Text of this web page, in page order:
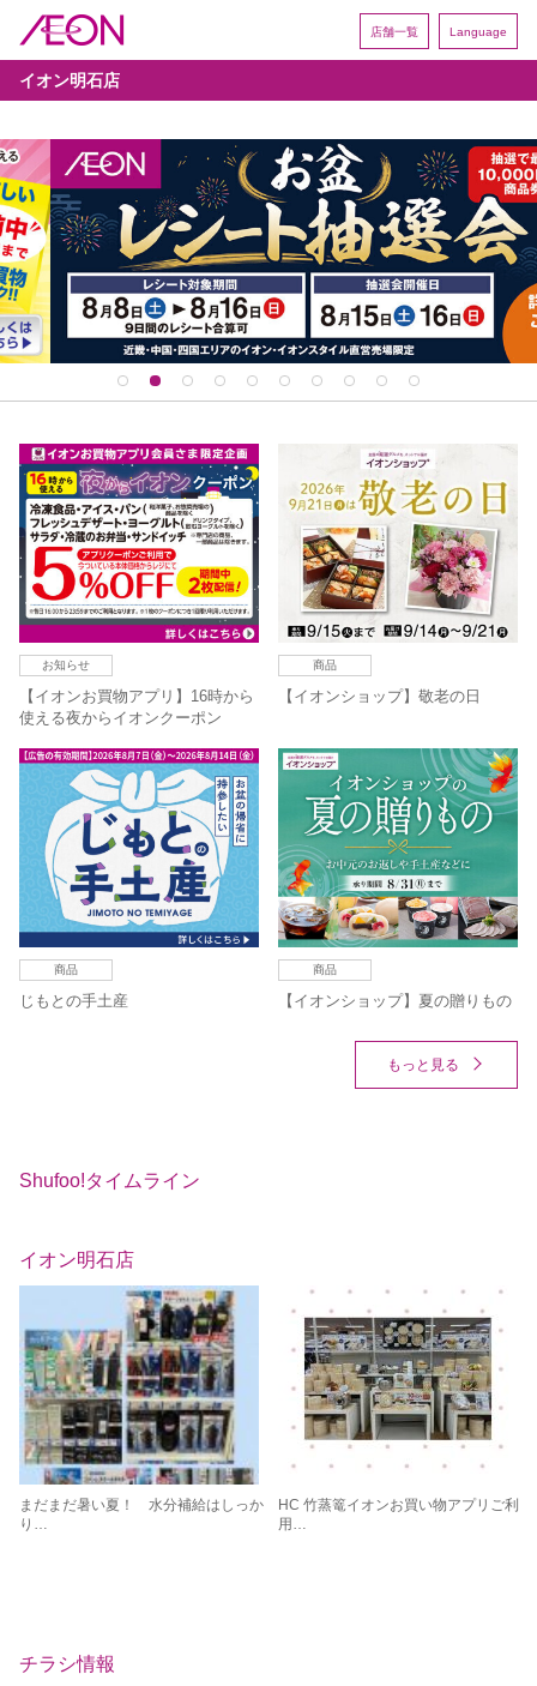
店舗一覧 Language
イオン明石店
お知らせ
【イオンお買物アプリ】16時から
使える夜からイオンクーポン
商品
【イオンショップ】敬老の日
商品
じもとの手土産
商品
【イオンショップ】夏の贈りもの
もっと見る
Shufoo!タイムライン
イオン明石店
まだまだ暑い夏！ 水分補給はしっか
り…
HC 竹蒸篭イオンお買い物アプリご利
用…
チラシ情報